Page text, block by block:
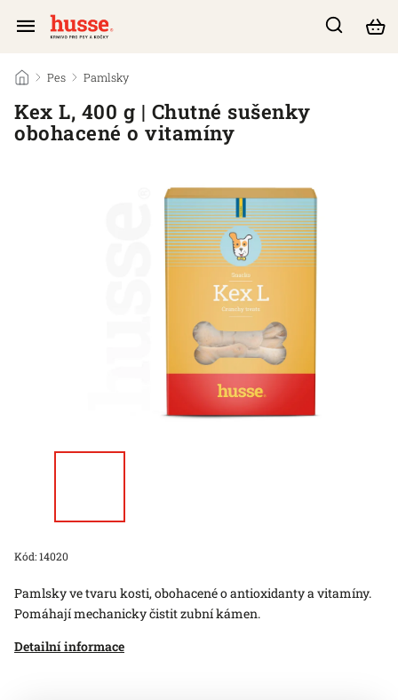
/ Pes / Pamlsky
Kex L, 400 g | Chutné sušenky
obohacené o vitamíny
Kód:14020
Pamlsky ve tvaru kosti, obohacené o antioxidanty a vitamíny.
Pomáhají mechanicky čistit zubní kámen.
Detailní informace